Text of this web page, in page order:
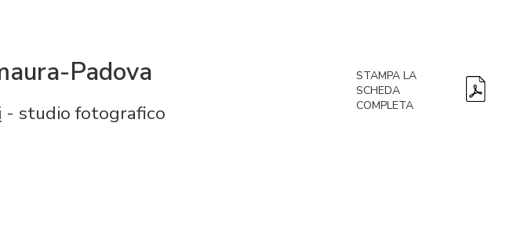
Padova
- studio fotografico
STAMPA LA
SCHEDA
COMPLETA